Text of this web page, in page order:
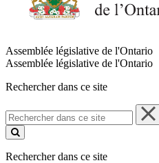
Assemblée législative de l'Ontario
Assemblée législative de l'Ontario
Rechercher dans ce site
Rechercher
dans
ce
Rechercher dans ce site